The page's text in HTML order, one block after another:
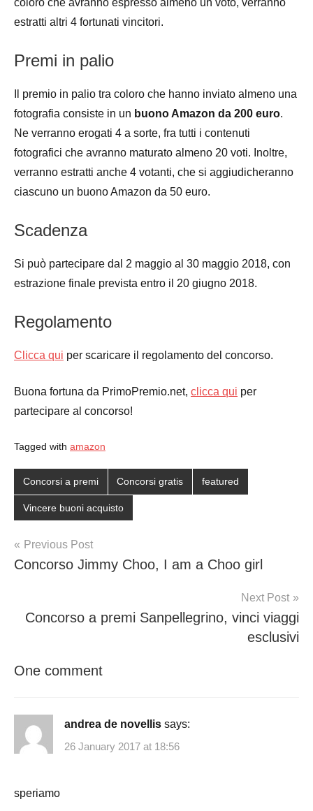
estratti altri 4 fortunati vincitori.
Premi in palio
Il premio in palio tra coloro che hanno inviato almeno una
fotografia consiste in un buono Amazon da 200 euro.
Ne verranno erogati 4 a sorte, fra tutti i contenuti
fotografici che avranno maturato almeno 20 voti. Inoltre,
verranno estratti anche 4 votanti, che si aggiudicheranno
ciascuno un buono Amazon da 50 euro.
Scadenza
Si può partecipare dal 2 maggio al 30 maggio 2018, con
estrazione finale prevista entro il 20 giugno 2018.
Regolamento
Clicca qui per scaricare il regolamento del concorso.
Buona fortuna da PrimoPremio.net, clicca qui per
partecipare al concorso!
Tagged with amazon
Concorsi a premi Concorsi gratis featured
Vincere buoni acquisto
Post
navigation
Previous Post
Concorso Jimmy Choo, I am a Choo girl
Next Post
Concorso a premi Sanpellegrino, vinci viaggi
esclusivi
One comment
andrea de novellis says:
26 January 2017 at 18:56
speriamo